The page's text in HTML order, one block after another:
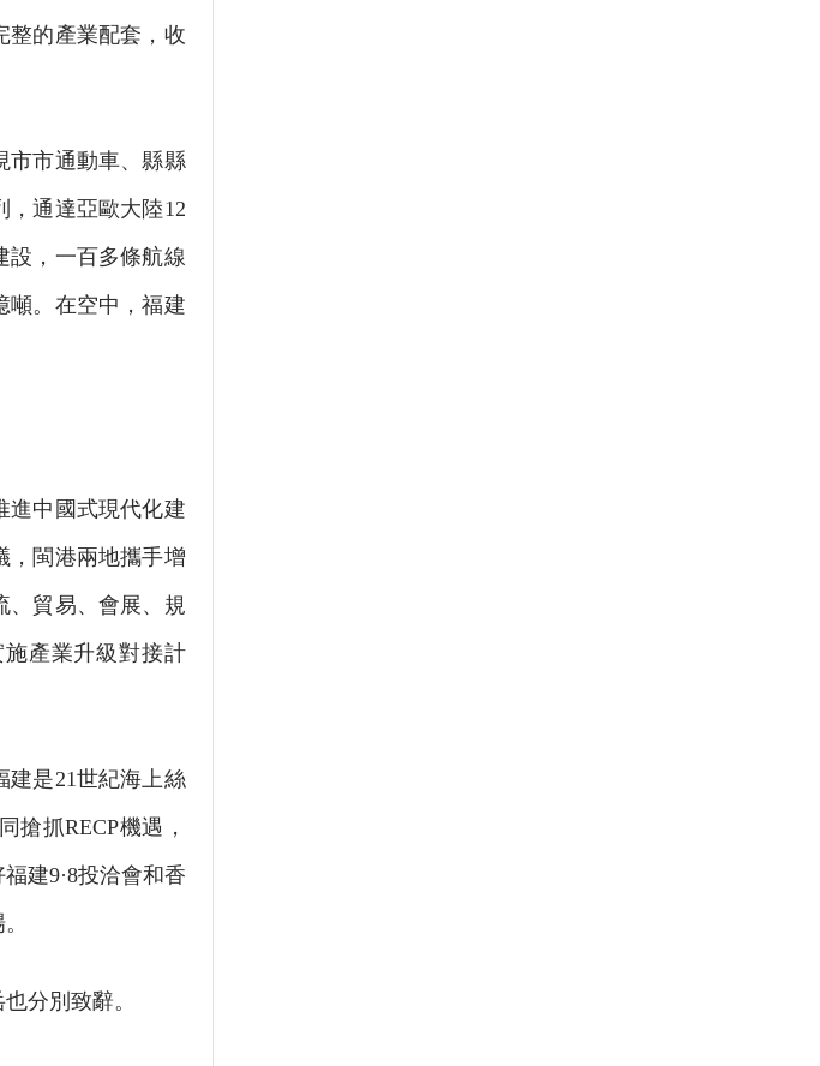
整的產業配套，收
市市通動車、縣縣
，通達亞歐大陸12
設，一百多條航線
噸。在空中，福建
中國式現代化建
，閩港兩地攜手增
、貿易、會展、規
產業升級對接計
是21世紀海上絲
搶抓RECP機遇，
建9·8投洽會和香
分別致辭。